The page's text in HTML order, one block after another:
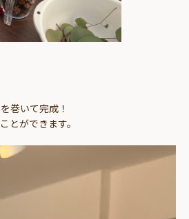
巻いて完成！
とができます。